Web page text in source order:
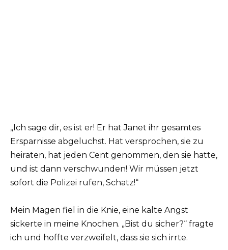
„Ich sage dir, es ist er! Er hat Janet ihr gesamtes
Ersparnisse abgeluchst. Hat versprochen, sie zu
heiraten, hat jeden Cent genommen, den sie hatte,
und ist dann verschwunden! Wir müssen jetzt
sofort die Polizei rufen, Schatz!“
Mein Magen fiel in die Knie, eine kalte Angst
sickerte in meine Knochen. „Bist du sicher?“ fragte
ich und hoffte verzweifelt, dass sie sich irrte.